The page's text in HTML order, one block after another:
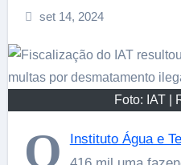
set 14, 2024
Foto: IAT |
O Instituto Água e